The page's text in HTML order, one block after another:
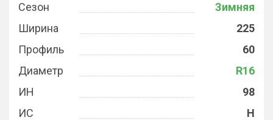
Сезон
Зимняя
Ширина
225
Профиль
60
Диаметр
R16
ИН
98
ИС
H